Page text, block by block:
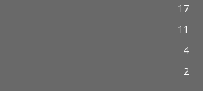
17
11
4
2